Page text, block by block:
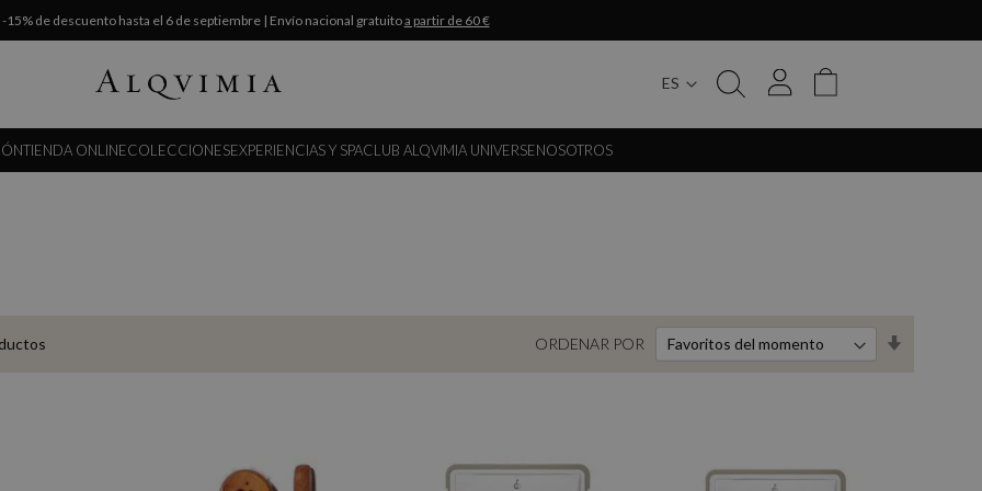
-15% de descuento hasta el 6 de septiembre | Envío nacional gratuitoa partir de 60 €
ES
My Cart
TIENDA ONLINECOLECCIONESEXPERIENCIAS Y SPACLUB ALQVIMIA UNIVERSENOSOTROS
ORDENAR POR